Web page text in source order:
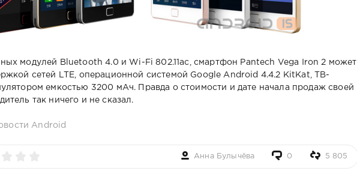
модулей Bluetooth 4.0 и Wi-Fi 802.11ac, смартфон Pantech Vega Iron 2 может
сетей LTE, операционной системой Google Android 4.4.2 KitKat, ТВ-
емкостью 3200 мАч. Правда о стоимости и дате начала продаж своей
так ничего и не сказал.
Android
Анна Булычёва 0 5 805